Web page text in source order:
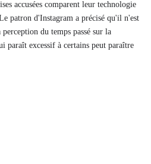
accusées comparent leur technologie
patron d'Instagram a précisé qu'il n'est
du temps passé sur la
paraît excessif à certains peut paraître